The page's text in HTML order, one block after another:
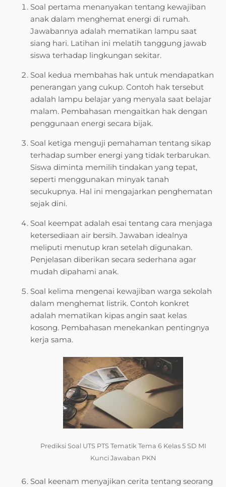
Soal pertama menanyakan tentang kewajiban
anak dalam menghemat energi di rumah.
Jawabannya adalah mematikan lampu saat
siang hari. Latihan ini melatih tanggung jawab
siswa terhadap lingkungan sekitar.
Soal kedua membahas hak untuk mendapatkan
penerangan yang cukup. Contoh hak tersebut
adalah lampu belajar yang menyala saat belajar
malam. Pembahasan mengaitkan hak dengan
penggunaan energi secara bijak.
Soal ketiga menguji pemahaman tentang sikap
terhadap sumber energi yang tidak terbarukan.
Siswa diminta memilih tindakan yang tepat,
seperti menggunakan minyak tanah
secukupnya. Hal ini mengajarkan penghematan
sejak dini.
Soal keempat adalah esai tentang cara menjaga
ketersediaan air bersih. Jawaban idealnya
meliputi menutup kran setelah digunakan.
Penjelasan diberikan secara sederhana agar
mudah dipahami anak.
Soal kelima mengenai kewajiban warga sekolah
dalam menghemat listrik. Contoh konkret
adalah mematikan kipas angin saat kelas
kosong. Pembahasan menekankan pentingnya
kerja sama.
Prediksi Soal UTS PTS Tematik Tema 6 Kelas 5 SD MI
Kunci Jawaban PKN
Soal keenam menyajikan cerita tentang seorang